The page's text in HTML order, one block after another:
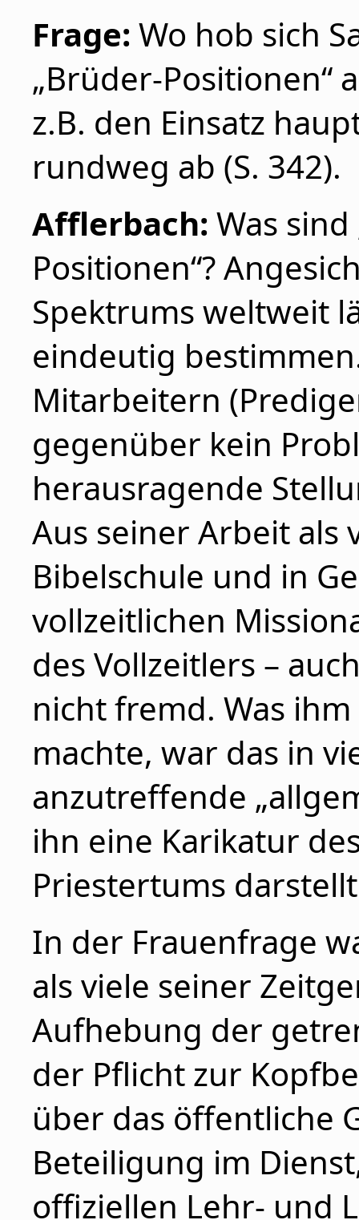
Frage: Wo hob sich
„Brüder-Positionen“
z.B. den Einsatz
rundweg ab (S. 342).
Afflerbach: Was
Positionen“?
Spektrums weltweit
eindeutig
Mitarbeitern
gegenüber kein
herausragende
Aus seiner Arbeit als
Bibelschule und in
vollzeitlichen
des Vollzeitlers –
nicht fremd. Was
machte, war das in
anzutreffende
ihn eine Karikatur
Priestertums
In der Frauenfrage
als viele seiner
Aufhebung der
der Pflicht zur
über das öffentliche
Beteiligung im
offiziellen Lehr- und